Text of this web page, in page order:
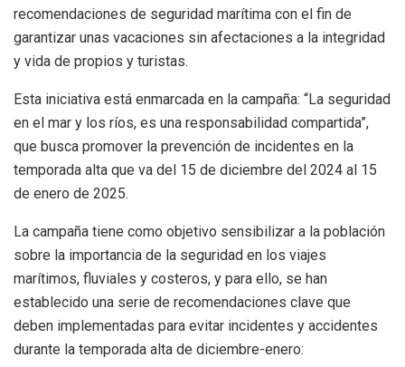
recomendaciones de seguridad marítima con el fin de
garantizar unas vacaciones sin afectaciones a la integridad
y vida de propios y turistas.
Esta iniciativa está enmarcada en la campaña: “La seguridad
en el mar y los ríos, es una responsabilidad compartida”,
que busca promover la prevención de incidentes en la
temporada alta que va del 15 de diciembre del 2024 al 15
de enero de 2025.
La campaña tiene como objetivo sensibilizar a la población
sobre la importancia de la seguridad en los viajes
marítimos, fluviales y costeros, y para ello, se han
establecido una serie de recomendaciones clave que
deben implementadas para evitar incidentes y accidentes
durante la temporada alta de diciembre-enero: